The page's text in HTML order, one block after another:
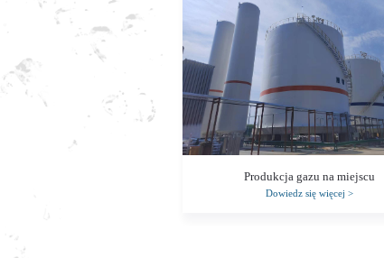
Produkcja gazu na miejscu
Dowiedz się więcej>